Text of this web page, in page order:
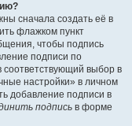
сначала создать её в
флажком пункт
чтобы подпись
подписи по
выбор в
настройки» в личном
добавление подписи в
подпись в форме